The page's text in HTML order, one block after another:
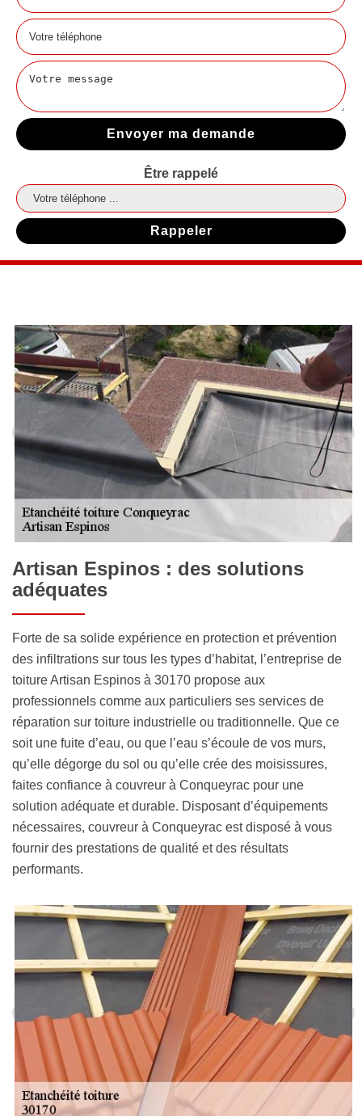
Être rappelé
Artisan Espinos : des solutions
adéquates
Forte de sa solide expérience en protection et prévention
des infiltrations sur tous les types d’habitat, l’entreprise de
toiture Artisan Espinos à 30170 propose aux
professionnels comme aux particuliers ses services de
réparation sur toiture industrielle ou traditionnelle. Que ce
soit une fuite d’eau, ou que l’eau s’écoule de vos murs,
qu’elle dégorge du sol ou qu’elle crée des moisissures,
faites confiance à couvreur à Conqueyrac pour une
solution adéquate et durable. Disposant d’équipements
nécessaires, couvreur à Conqueyrac est disposé à vous
fournir des prestations de qualité et des résultats
performants.